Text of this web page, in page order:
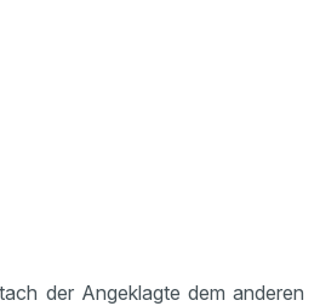
der Angeklagte dem anderen